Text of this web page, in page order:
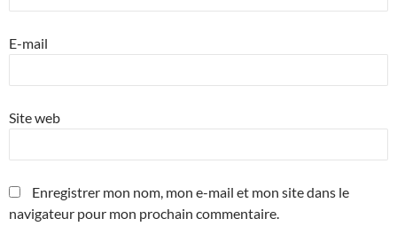
E-mail
Site web
Enregistrer mon nom, mon e-mail et mon site dans le
navigateur pour mon prochain commentaire.